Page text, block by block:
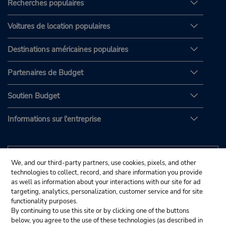
Recherches populaires
Voitures de location populaires
Destinations américaines populaires
Partenaires de Budget
Soutien Budget
Informations sur l'entreprise
We, and our third-party partners, use cookies, pixels, and other
technologies to collect, record, and share information you provide
as well as information about your interactions with our site for ad
targeting, analytics, personalization, customer service and for site
functionality purposes.
By continuing to use this site or by clicking one of the buttons
below, you agree to the use of these technologies (as described in